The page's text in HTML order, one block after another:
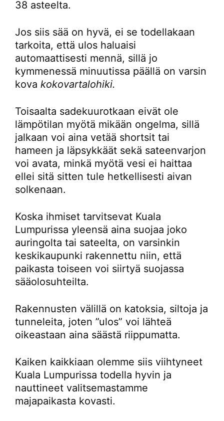
38 asteelta.
Jos siis sää on hyvä, ei se todellakaan
tarkoita, että ulos haluaisi
automaattisesti mennä, sillä jo
kymmenessä minuutissa päällä on varsin
kova kokovartalohiki.
Toisaalta sadekuurotkaan eivät ole
lämpötilan myötä mikään ongelma, sillä
jalkaan voi aina vetää shortsit tai
hameen ja läpsykkäät sekä sateenvarjon
voi avata, minkä myötä vesi ei haittaa
ellei sitä sitten tule hetkellisesti aivan
solkenaan.
Koska ihmiset tarvitsevat Kuala
Lumpurissa yleensä aina suojaa joko
auringolta tai sateelta, on varsinkin
keskikaupunki rakennettu niin, että
paikasta toiseen voi siirtyä suojassa
sääolosuhteilta.
Rakennusten välillä on katoksia, siltoja ja
tunneleita, joten ”ulos” voi lähteä
oikeastaan aina säästä riippumatta.
Kaiken kaikkiaan olemme siis viihtyneet
Kuala Lumpurissa todella hyvin ja
nauttineet valitsemastamme
majapaikasta kovasti.